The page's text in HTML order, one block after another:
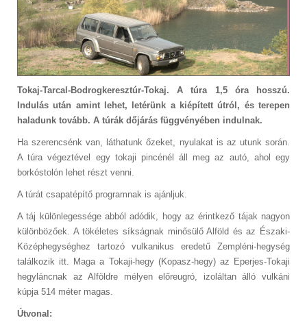
Tokaj-Tarcal-Bodrogkeresztúr-Tokaj. A túra 1,5 óra hosszú.
Indulás után amint lehet, letérünk a kiépített útról, és terepen
haladunk tovább. A túrák dőjárás függvényében indulnak.
Ha szerencsénk van, láthatunk őzeket, nyulakat is az utunk során.
A túra végeztével egy tokaji pincénél áll meg az autó, ahol egy
borkóstolón lehet részt venni.
A túrát csapatépítő programnak is ajánljuk.
A táj különlegessége abból adódik, hogy az érintkező tájak nagyon
különbözőek. A tökéletes síkságnak minősülő Alföld és az Északi-
Középhegységhez tartozó vulkanikus eredetű Zempléni-hegység
találkozik itt. Maga a Tokaji-hegy (Kopasz-hegy) az Eperjes-Tokaji
hegyláncnak az Alföldre mélyen előreugró, izoláltan álló vulkáni
kúpja 514 méter magas.
Útvonal: